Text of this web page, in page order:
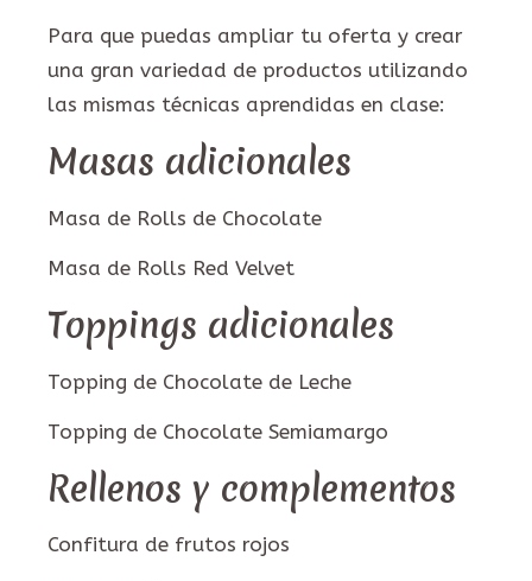
Para que puedas ampliar tu oferta y crear
una gran variedad de productos utilizando
las mismas técnicas aprendidas en clase:
Masas adicionales
Masa de Rolls de Chocolate
Masa de Rolls Red Velvet
Toppings adicionales
Topping de Chocolate de Leche
Topping de Chocolate Semiamargo
Rellenos y complementos
Confitura de frutos rojos